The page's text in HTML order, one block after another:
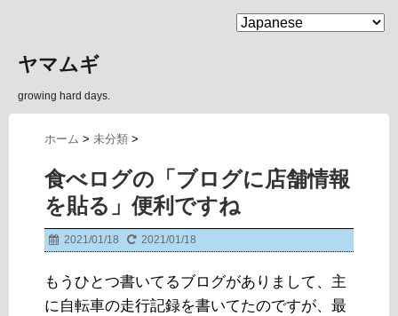
MENU
ヤマムギ
growing hard days.
ホーム > 未分類 >
食べログの「ブログに店舗情報
を貼る」便利ですね
2021/01/18 2021/01/18
もうひとつ書いてるブログがありまして、主
に自転車の走行記録を書いてたのですが、最